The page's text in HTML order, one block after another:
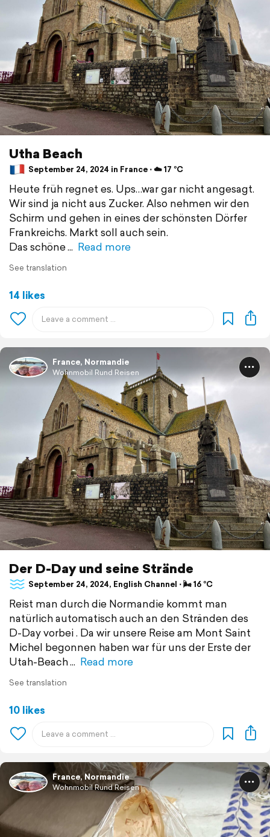
Utha Beach
September 24, 2024 in France ⋅ ☁️ 17 °C
Heute früh regnet es. Ups…war gar nicht angesagt.
Wir sind ja nicht aus Zucker. Also nehmen wir den
Schirm und gehen in eines der schönsten Dörfer
Frankreichs. Markt soll auch sein.
Das schöne
Read more
See translation
14 likes
France, Normandie
Wohnmobil Rund Reisen
Der D-Day und seine Strände
September 24, 2024, English Channel ⋅ 🌬 16 °C
Reist man durch die Normandie kommt man
natürlich automatisch auch an den Stränden des
D-Day vorbei . Da wir unsere Reise am Mont Saint
Michel begonnen haben war für uns der Erste der
Utah-Beach
Read more
See translation
10 likes
France, Normandie
Wohnmobil Rund Reisen